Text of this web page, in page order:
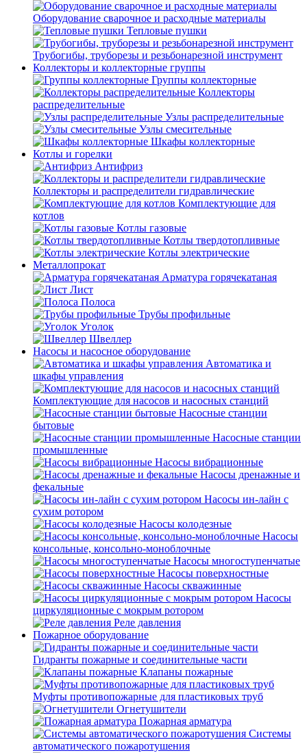
Оборудование сварочное и расходные материалы
Тепловые пушки
Трубогибы, труборезы и резьбонарезной инструмент
Коллекторы и коллекторные группы
Группы коллекторные
Коллекторы
распределительные
Узлы распределительные
Узлы смесительные
Шкафы коллекторные
Котлы и горелки
Антифриз
Коллекторы и распределители гидравлические
Комплектующие для
котлов
Котлы газовые
Котлы твердотопливные
Котлы электрические
Металлопрокат
Арматура горячекатаная
Лист
Полоса
Трубы профильные
Уголок
Швеллер
Насосы и насосное оборудование
Автоматика и
шкафы управления
Комплектующие для насосов и насосных станций
Насосные станции
бытовые
Насосные станции
промышленные
Насосы вибрационные
Насосы дренажные и
фекальные
Насосы ин-лайн с
сухим ротором
Насосы колодезные
Насосы
консольные, консольно-моноблочные
Насосы многоступенчатые
Насосы поверхностные
Насосы скважинные
Насосы
циркуляционные с мокрым ротором
Реле давления
Пожарное оборудование
Гидранты пожарные и соединительные части
Клапаны пожарные
Муфты противопожарные для пластиковых труб
Огнетушители
Пожарная арматура
Системы
автоматического пожаротушения